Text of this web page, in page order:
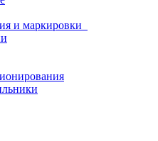
и маркировки